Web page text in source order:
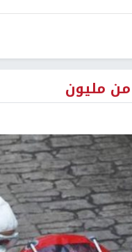
من مليون